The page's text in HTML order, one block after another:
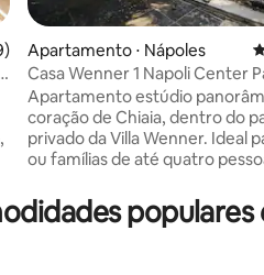
avaliação média de 5, 139
Apartamento ⋅ Nápoles
Casa Wenner 1 Napoli Center
Chiaia
Apartamento estúdio
coração de Chiaia, dentro do
privado da Villa Wenner. Ideal
ou famílias de até quatro
encontrar em Nápoles:
central, silêncio, vegetação e